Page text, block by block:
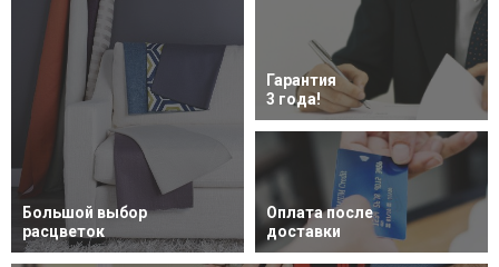
Большой выбор
расцветок
Гарантия
3 года!
Оплата после
доставки